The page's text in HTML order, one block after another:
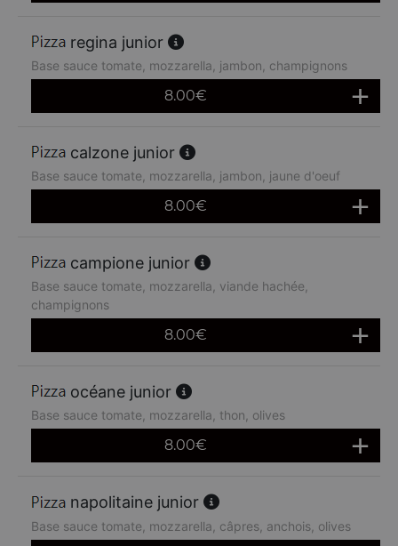
regina junior
Base sauce tomate, mozzarella, jambon, champignons
8.00€
calzone junior
Base sauce tomate, mozzarella, jambon, jaune d'oeuf
8.00€
campione junior
Base sauce tomate, mozzarella, viande hachée,
champignons
8.00€
océane junior
Base sauce tomate, mozzarella, thon, olives
8.00€
napolitaine junior
Base sauce tomate, mozzarella, câpres, anchois, olives